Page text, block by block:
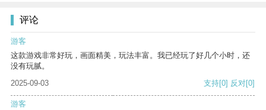
评论
游客
这款游戏非常好玩，画面精美，玩法丰富。我已经玩了好几个小时，还
没有玩腻。
2025-09-03
支持[0] 反对[0]
游客